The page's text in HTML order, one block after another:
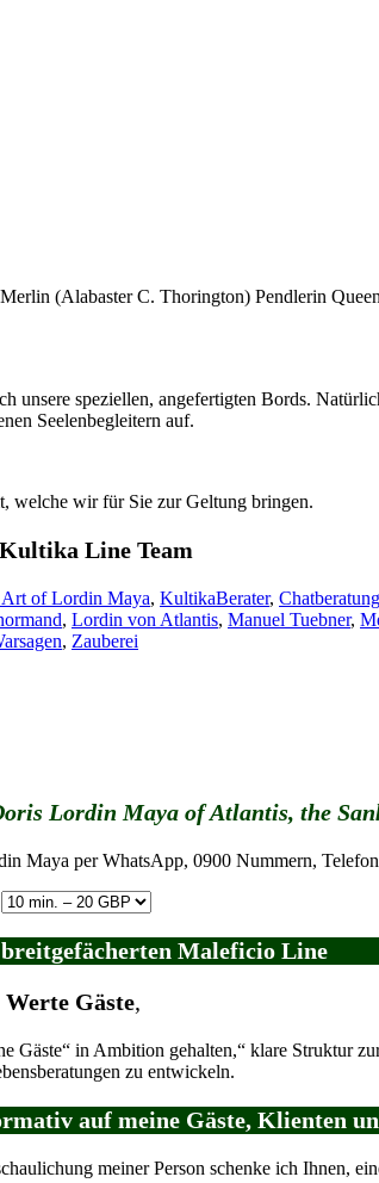
(Alabaster C. Thorington) Pendlerin
unsere speziellen, angefertigten Bords.
Seelenbegleitern auf.
welche wir für Sie zur Geltung bringen.
Line Team
Art of Lordin Maya, KultikaSchlagwörter
Berater, Chatberatung
, Lordin von Atlantis, Manuel Tuebner,
, Zauberei
Lordin Maya of Atlantis, the
Maya per WhatsApp, 0900 Nummern,
Maleficio Line
Werte Gäste,
in Ambition gehalten,“ klare Struktur
zu entwickeln.
auf meine Gäste, Klienten
meiner Person schenke ich Ihnen,